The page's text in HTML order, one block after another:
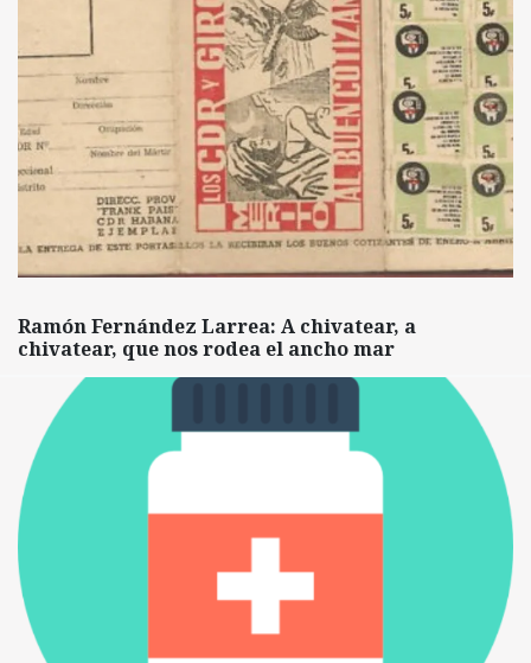
Ramón Fernández Larrea: A chivatear, a
chivatear, que nos rodea el ancho mar